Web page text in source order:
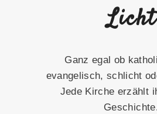
Licht
Ganz egal ob
evangelisch, schlicht
Jede Kirche erzählt